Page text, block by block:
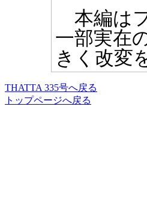
本編は
一部実在
きく改変
THATTA 335号へ戻る
トップページへ戻る